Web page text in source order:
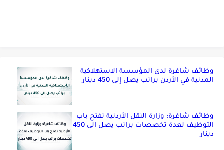
وظائف شاغرة لدى المؤسسة الاستهلاكية
المدنية في الأردن براتب يصل إلى 450 دينار
وظائف شاغرة: وزارة النقل الأردنية تفتح باب
التوظيف لعدة تخصصات براتب يصل الى 450
دينار